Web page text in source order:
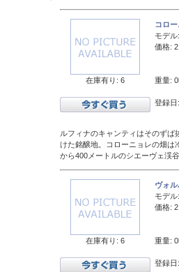
在庫有り: 6
コロ
モデル:
価格:
重量:
登録
ルフィナのキャンティはそのず
けた銘醸地。コローニョレの畑は
から400メートルのシエーヴェ渓
在庫有り: 6
ヴォ
モデル:
価格:
重量:
登録